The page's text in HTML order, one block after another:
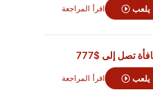
يلعب اقرأ المراجعة
تصل إلى $777
يلعب اقرأ المراجعة